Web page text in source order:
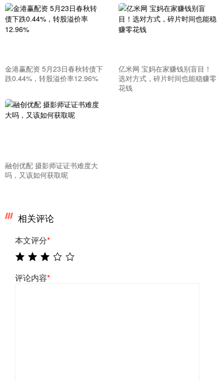
金港赢配资 5月23日春秋转债下
跌0.44%，转股溢价率12.96%
亿米网 宝妈在家赚钱别盲目！
选对方式，碎片时间也能稳赚零
花钱
融创优配 摄影师证证书难度大
吗，又该如何获取呢
相关评论
本文评分*
评论内容*